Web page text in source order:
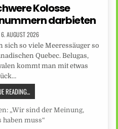
Kolosse
darbieten
6. AUGUST 2026
so viele Meeressäuger so
Quebec. Belugas,
kommt man mit etwas
READING...